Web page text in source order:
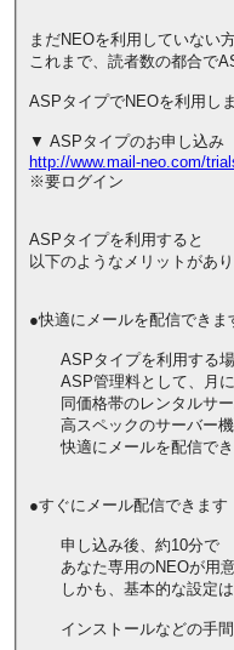
まだNEOを利用していない
これまで、読者数の都合で
ASPタイプでNEOを利用し
▼ ASPタイプのお申し込み
http://www.mail-neo.com/
※要ログイン
ASPタイプを利用すると
以下のようなメリットがあ
●快適にメールを配信できま
ASPタイプを利用する場
ASP管理料として、月に
同価格帯のレンタルサー
高スペックのサーバー機
快適にメールを配信でき
●すぐにメール配信できます
申し込み後、約10分で
あなた専用のNEOが用意
しかも、基本的な設定は
インストールなどの手間